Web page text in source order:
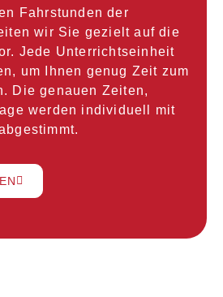
Fahrstunden der
wir Sie gezielt auf die
Jede Unterrichtseinheit
um Ihnen genug Zeit zum
Die genauen Zeiten,
werden individuell mit